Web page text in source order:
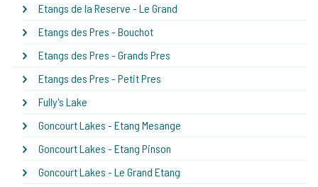
Etangs de la Reserve - Le Grand
Etangs des Pres - Bouchot
Etangs des Pres - Grands Pres
Etangs des Pres - Petit Pres
Fully's Lake
Goncourt Lakes - Etang Mesange
Goncourt Lakes - Etang Pinson
Goncourt Lakes - Le Grand Etang